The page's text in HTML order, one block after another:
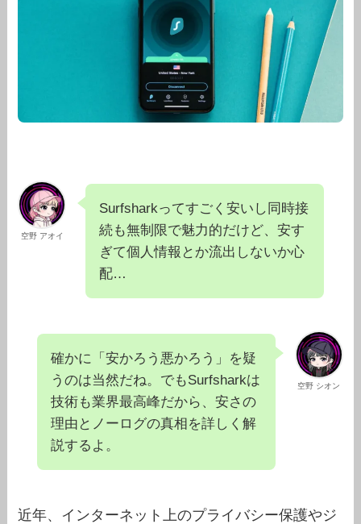
空野 アオイ
Surfsharkってすごく安いし同時接
続も無制限で魅力的だけど、安す
ぎて個人情報とか流出しないか心
配…
空野 シオン
確かに「安かろう悪かろう」を疑
うのは当然だね。でもSurfsharkは
技術も業界最高峰だから、安さの
理由とノーログの真相を詳しく解
説するよ。
近年、インターネット上のプライバシー保護やジ